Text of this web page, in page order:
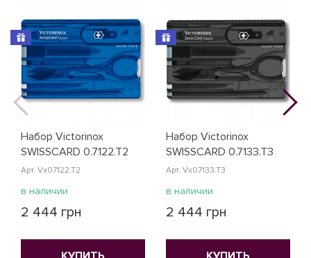
Набор Victorinox
SWISSCARD 0.7122.T2
Арт. Vx07122.T2
в наличии
2 444 грн
Набор Victorinox
SWISSCARD 0.7133.T3
Арт. Vx07133.T3
в наличии
2 444 грн